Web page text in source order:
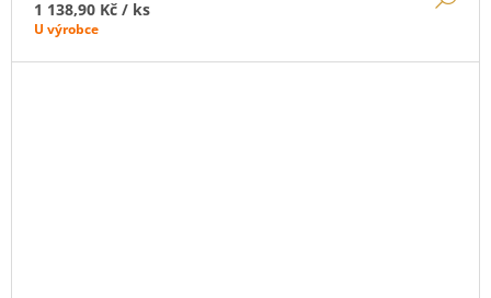
1 138,90 Kč / ks
U výrobce